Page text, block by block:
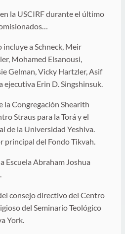
la USCIRF durante el último
incluye a Schneck, Meir
Mohamed Elsanousi,
Gelman, Vicky Hartzler, Asif
Erin D. Singshinsuk.
la Congregación Shearith
Straus para la Torá y el
de la Universidad Yeshiva.
principal del Fondo Tikvah.
Escuela Abraham Joshua
consejo directivo del Centro
del Seminario Teológico
York.